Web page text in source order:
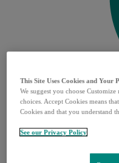
Aree Terapeutiche
Oncologia
Vaccini
This Site Uses Cookies and
We suggest you choose
choices. Accept Cookies means
Cookies and that you understand
See our Privacy Policy